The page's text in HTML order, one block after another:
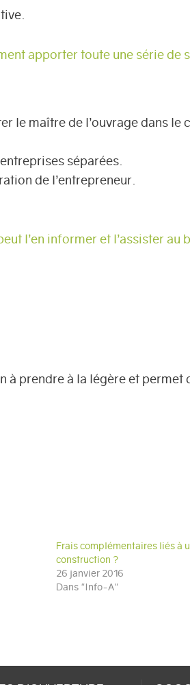
apporter toute une série de
le maître de l’ouvrage dans le
séparées.
de l’entrepreneur.
l’en informer et l’assister au
à prendre à la légère et permet
Frais complémentaires liés à
construction ?
26 janvier 2016
Dans "Info-A"